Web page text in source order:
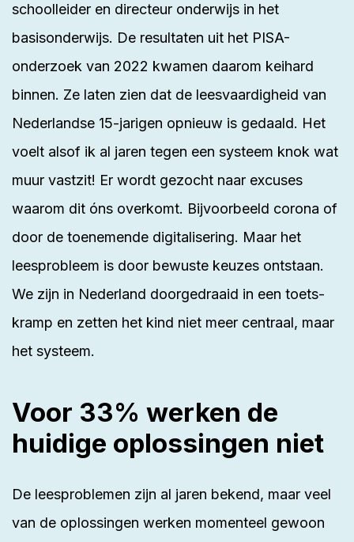
schoolleider en directeur onderwijs in het
basisonderwijs. De resultaten uit het PISA-
onderzoek van 2022 kwamen daarom keihard
binnen. Ze laten zien dat de leesvaardigheid van
Nederlandse 15-jarigen opnieuw is gedaald. Het
voelt alsof ik al jaren tegen een systeem knok wat
muur vastzit! Er wordt gezocht naar excuses
waarom dit óns overkomt. Bijvoorbeeld corona of
door de toenemende digitalisering. Maar het
leesprobleem is door bewuste keuzes ontstaan.
We zijn in Nederland doorgedraaid in een toets-
kramp en zetten het kind niet meer centraal, maar
het systeem.
Voor 33% werken de
huidige oplossingen niet
De leesproblemen zijn al jaren bekend, maar veel
van de oplossingen werken momenteel gewoon